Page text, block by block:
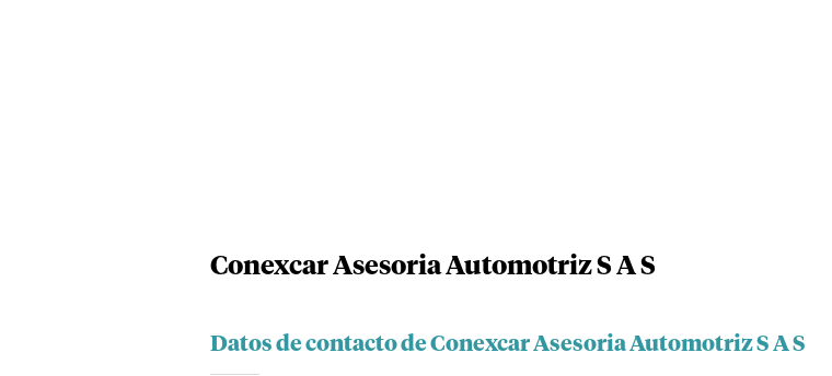
Conexcar Asesoria Automotriz S A S
Datos de contacto de Conexcar Asesoria Automotriz S A S